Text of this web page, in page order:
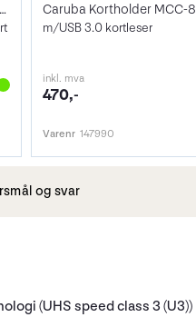
6 4xSD + 4x microS Caruba Kortholder MCC-8
m/USB 3.0 kortleser
inkl. mva
470,-
Varenr 147990
og svar
(UHS speed class 3 (U3))